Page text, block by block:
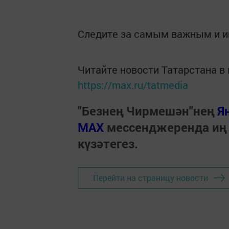
Следите за самым важным и
Читайте новости Татарстана
https://max.ru/tatmedia
"Безнең Чирмешән"нең
МАХ мессенджеренда
күзәтегез.
Перейти на страницу новости